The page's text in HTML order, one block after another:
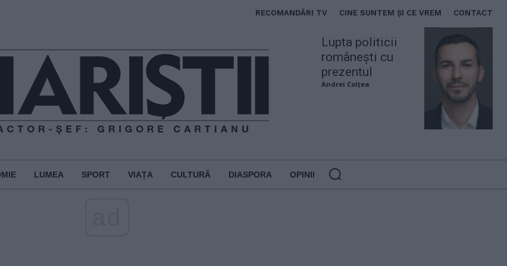
RECOMANDĂRI TV CINE SUNTEM ȘI CE VREM CONTACT
Lupta politicii
românești cu
prezentul
Andrei Colțea
LUMEA SPORT VIAȚA CULTURĂ DIASPORA OPINII